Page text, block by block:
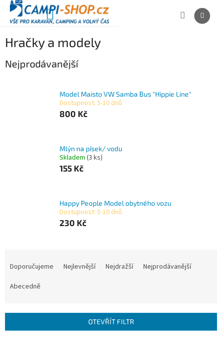
Přejít
obsah
NÁKUPNÍ
Hračky a modely
Nejprodávanější
Model Maisto VW Samba Bus "Hippie Line"
Dostupnost: 5-10 dnů
800 Kč
Mlýn na písek/ vodu
Skladem (3 ks)
155 Kč
Happy People Model obytného vozu
Dostupnost: 5-10 dnů
230 Kč
r
Doporučujeme Nejlevnější Nejdražší
Nejprodávanější
Abecedně
OTEVŘÍT FILTR